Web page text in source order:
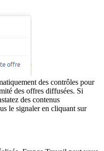
des contrôles pour
des offres diffusées. Si
des contenus
le signaler en cliquant sur